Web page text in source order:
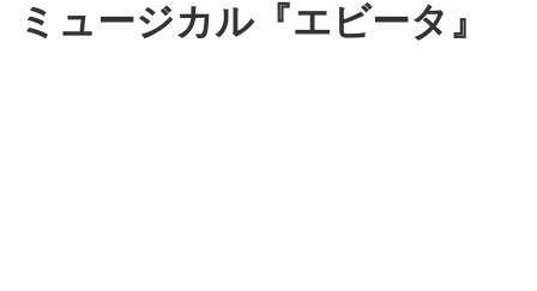
ミュージカル『エビータ』